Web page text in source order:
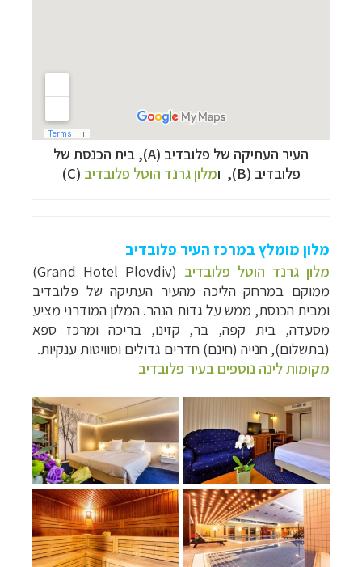
העיר העתיקה של פלובדיב (A),
בית הכנסת של
פלובדיב (B), ומלון גרנד הוטל פלובדיב (C)
מלון מומלץ במרכז העיר פלובדיב
מלון גרנד הוטל פלובדיב
(Grand Hotel Plovdiv)
ממוקם במרחק הליכה מהעיר העתיקה של פלובדיב
ומבית הכנסת, ממש על גדות הנהר. המלון המודרני מציע
מסעדה, בית קפה, בר, קזינו, בריכה ומרכז ספא
(בתשלום), חנייה (חינם) חדרים גדולים וסוויטות ענקיות.
מקומות לינה נוספים בעיר פלובדיב